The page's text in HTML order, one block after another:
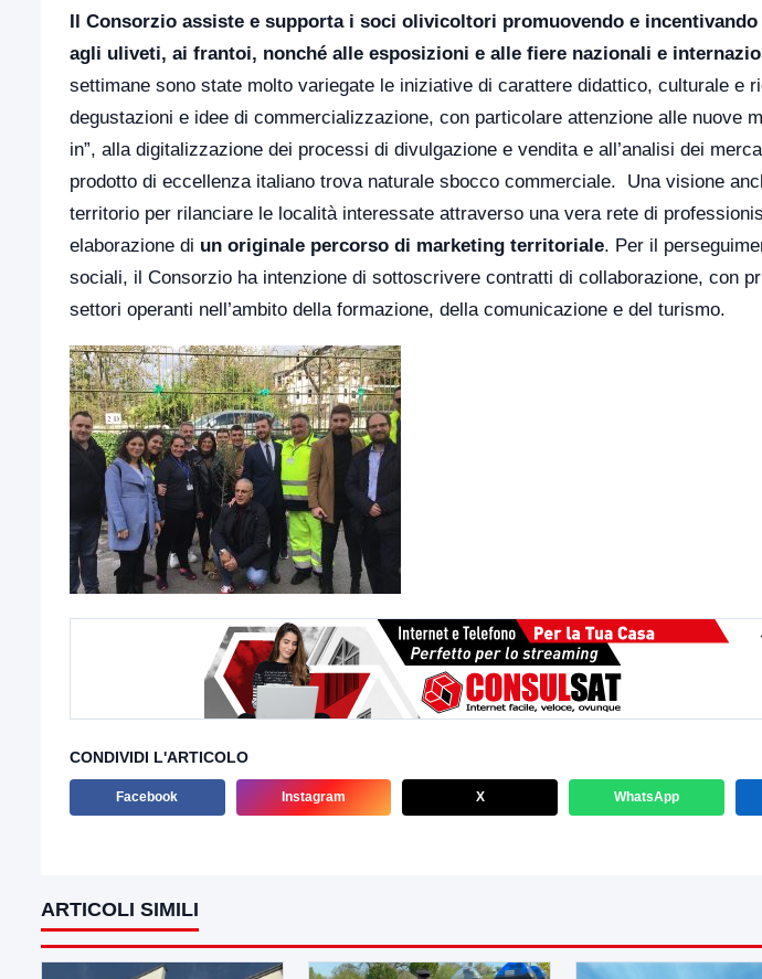
Il Consorzio assiste e supporta i soci olivicoltori promuovendo e
agli uliveti, ai frantoi, nonché alle esposizioni e alle fiere nazionali e
settimane sono state molto variegate le iniziative di carattere didattico, culturale e
degustazioni e idee di commercializzazione, con particolare attenzione alle nuove
in”, alla digitalizzazione dei processi di divulgazione e vendita e all’analisi dei
prodotto di eccellenza italiano trova naturale sbocco commerciale. Una visione
territorio per rilanciare le località interessate attraverso una vera rete di
elaborazione di un originale percorso di marketing territoriale. Per il
sociali, il Consorzio ha intenzione di sottoscrivere contratti di collaborazione, con
settori operanti nell’ambito della formazione, della comunicazione e del turismo.
CONDIVIDI L'ARTICOLO
Facebook Instagram X WhatsApp
ARTICOLI SIMILI